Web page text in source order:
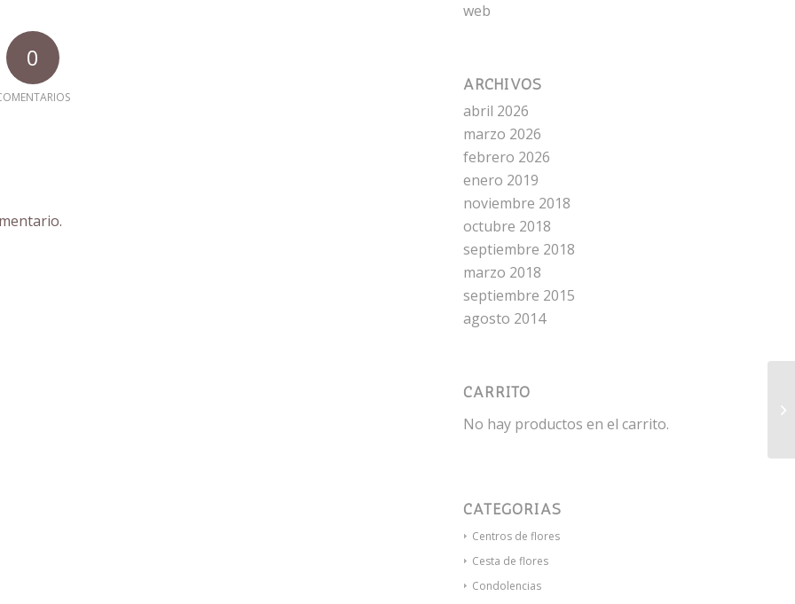
0
web
ARCHIVOS
abril 2026
marzo 2026
febrero 2026
enero 2019
noviembre 2018
octubre 2018
septiembre 2018
marzo 2018
septiembre 2015
agosto 2014
CARRITO
No hay productos en el carrito.
CATEGORÍAS
Centros de flores
Cesta de flores
Condolencias